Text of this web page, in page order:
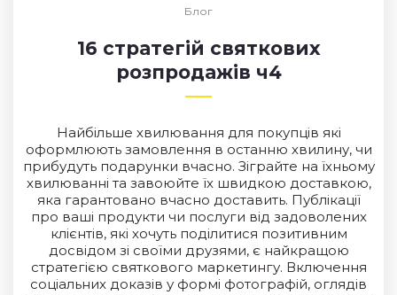
Блог
16 стратегій святкових
розпродажів ч4
Найбільше хвилювання для покупців які
оформлюють замовлення в останню хвилину, чи
прибудуть подарунки вчасно. Зіграйте на їхньому
хвилюванні та завоюйте їх швидкою доставкою,
яка гарантовано вчасно доставить. Публікації
про ваші продукти чи послуги від задоволених
клієнтів, які хочуть поділитися позитивним
досвідом зі своїми друзями, є найкращою
стратегією святкового маркетингу. Включення
соціальних доказів у формі фотографій, оглядів